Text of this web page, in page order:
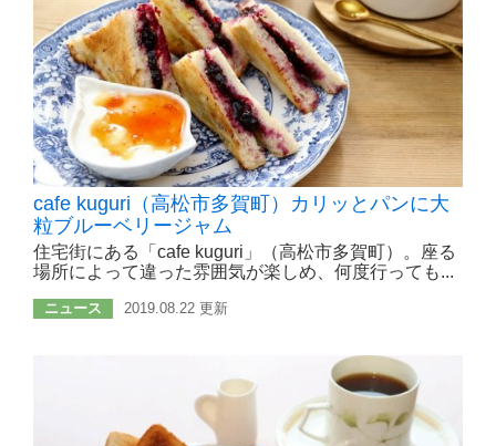
cafe kuguri（高松市多賀町）カリッとパンに大
粒ブルーベリージャム
住宅街にある「cafe kuguri」（高松市多賀町）。座る
場所によって違った雰囲気が楽しめ、何度行っても...
ニュース 2019.08.22 更新